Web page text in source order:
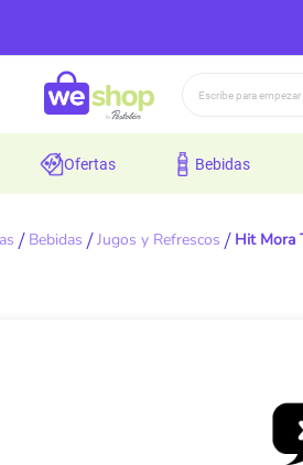
ofertas bebidas
Bebidas Jugos y Refrescos Hit Mora